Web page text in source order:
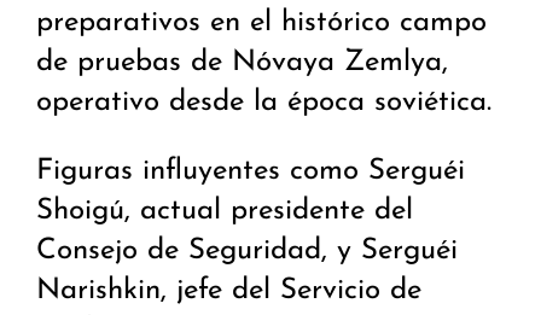
preparativos en el histórico campo
de pruebas de Nóvaya Zemlya,
operativo desde la época soviética.
Figuras influyentes como Serguéi
Shoigú, actual presidente del
Consejo de Seguridad, y Serguéi
Narishkin, jefe del Servicio de